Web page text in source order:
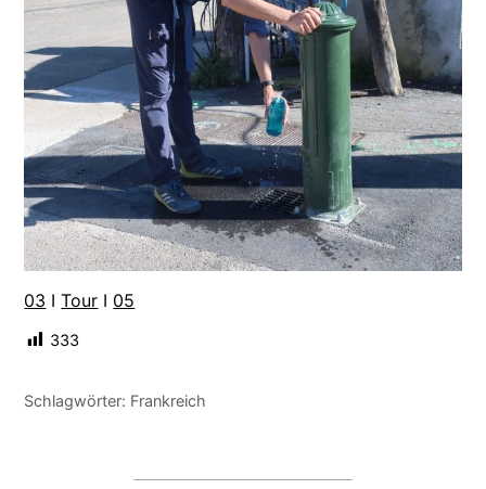
03 ITour I 05
333
Schlagwörter: Frankreich